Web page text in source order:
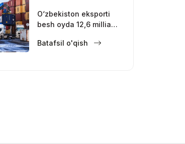
O‘zbekiston eksporti
besh oyda 12,6 milliard
Batafsil o'qish